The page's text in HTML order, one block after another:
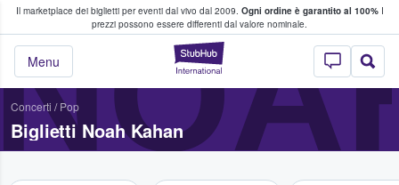
Il marketplace dei biglietti per eventi dal vivo dal 2009. Ogni ordine è garantito al 100%I
prezzi possono essere differenti dal valore nominale.
StubHub - Dove
Menu
fan comprano e vendono biglietti
Concerti / Pop
Biglietti Noah Kahan